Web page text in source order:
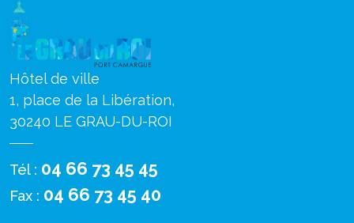
Hôtel de ville
1, place de la Libération,
30240 LE GRAU-DU-ROI
Tél : 04 66 73 45 45
Fax : 04 66 73 45 40